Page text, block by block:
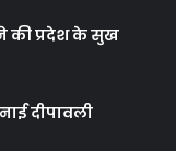
ने की प्रदेश के सुख
दीपावली